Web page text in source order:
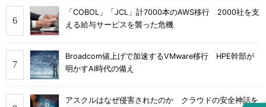
「COBOL」「JCL」計7000本のAWS移行 2000社を支
える給与サービスを襲った危機
Broadcom値上げで加速するVMware移行 HPE幹部が
明かすAI時代の備え
アスクルはなぜ侵害されたのか クラウドの安全神話を